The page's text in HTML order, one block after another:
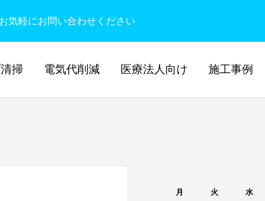
気軽にお問い合わせください
掃 電気代削減 医療法人向け 施工事例
月
火 水